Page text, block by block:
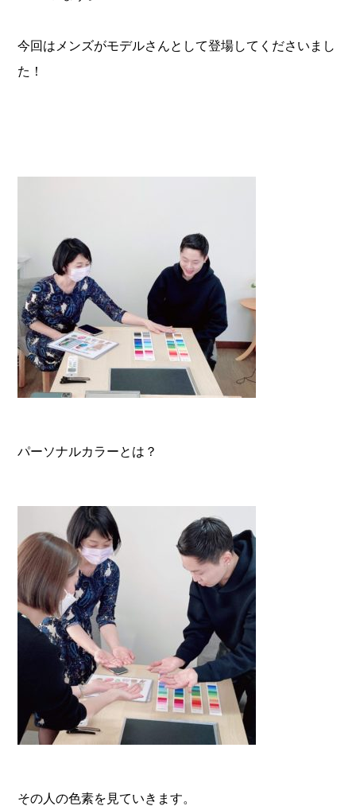
今回はメンズがモデルさんとして登場してくださいまし
た！
パーソナルカラーとは？
その人の色素を見ていきます。